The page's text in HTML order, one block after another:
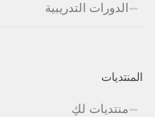
الدورات التدريبية
المنتديات
منتديات لكِ